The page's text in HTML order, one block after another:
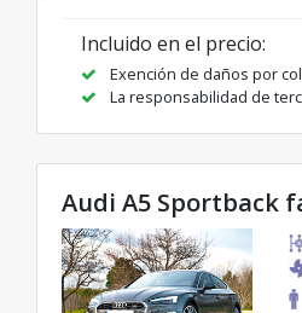
Incluido en el precio:
Exención de daños por
La responsabilidad de
Audi A5 Sportback